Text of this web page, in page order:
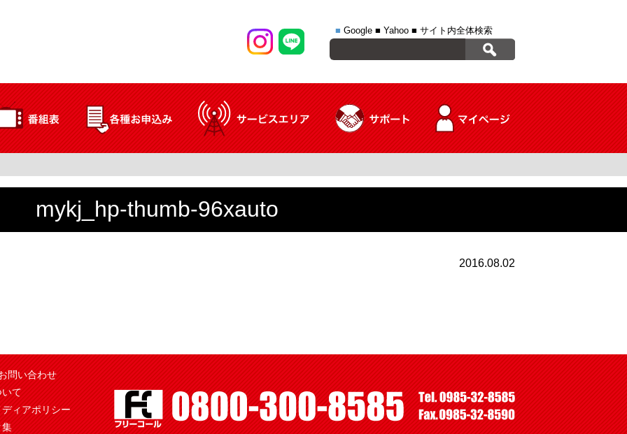
■ Google ■ Yahoo ■ サイト内全体検索
mykj_hp-thumb-96xauto
2016.08.02
問い合わせ
て
ィアポリシー
集